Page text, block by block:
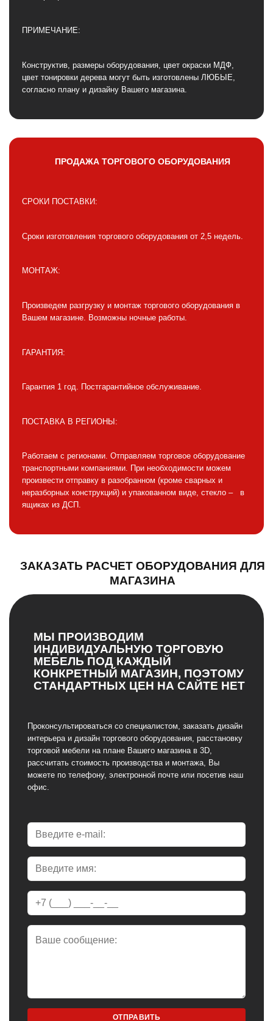
ПРИМЕЧАНИЕ:
Конструктив, размеры оборудования, цвет окраски МДФ,
цвет тонировки дерева могут быть изготовлены ЛЮБЫЕ,
согласно плану и дизайну Вашего магазина.
ПРОДАЖА ТОРГОВОГО ОБОРУДОВАНИЯ
СРОКИ ПОСТАВКИ:
Сроки изготовления торгового оборудования от 2,5 недель.
МОНТАЖ:
Произведем разгрузку и монтаж торгового оборудования в
Вашем магазине. Возможны ночные работы.
ГАРАНТИЯ:
Гарантия 1 год. Постгарантийное обслуживание.
ПОСТАВКА В РЕГИОНЫ:
Работаем с регионами. Отправляем торговое оборудование
транспортными компаниями. При необходимости можем
произвести отправку в разобранном (кроме сварных и
неразборных конструкций) и упакованном виде, стекло – в
ящиках из ДСП.
ЗАКАЗАТЬ РАСЧЕТ ОБОРУДОВАНИЯ ДЛЯ
МАГАЗИНА
МЫ ПРОИЗВОДИМ
ИНДИВИДУАЛЬНУЮ ТОРГОВУЮ
МЕБЕЛЬ ПОД КАЖДЫЙ
КОНКРЕТНЫЙ МАГАЗИН, ПОЭТОМУ
СТАНДАРТНЫХ ЦЕН НА САЙТЕ НЕТ
Проконсультироваться со специалистом, заказать дизайн
интерьера и дизайн торгового оборудования, расстановку
торговой мебели на плане Вашего магазина в 3D,
рассчитать стоимость производства и монтажа, Вы
можете по телефону, электронной почте или посетив наш
офис.